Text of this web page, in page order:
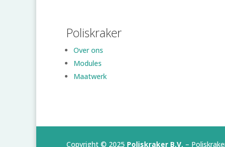
Poliskraker
Over ons
Modules
Maatwerk
Copyright © 2025 Poliskraker B.V. –